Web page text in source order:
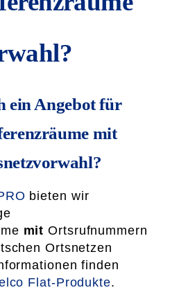
ein Angebot für
mit
bieten wir
mit Ortsrufnummern
Ortsnetzen
finden
Flat-Produkte.